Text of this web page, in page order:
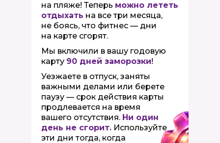
Уезжаете в отпуск, заняты
важными делами или берете
паузу — срок действия карты
продлевается на время
вашего отсутствия. Ни один
день не сгорит. Используйте
эти дни тогда, когда
Мы включили в вашу годовую
карту 90 дней заморозки!
на пляже! Теперь можно лететь
отдыхать на все три месяца,
не боясь, что фитнес — дни
на карте сгорят.